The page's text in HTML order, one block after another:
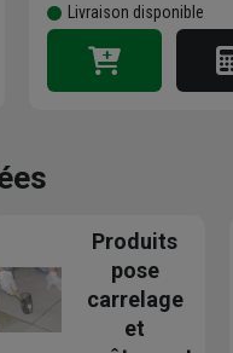
Livraison disponible
Produits
pose
carrelage
et